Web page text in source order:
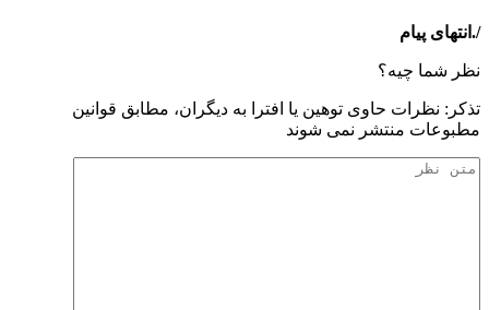
/.انتهای پیام
نظر شما چیه؟
تذكر: نظرات حاوی توهين يا افترا به ديگران، مطابق قوانين
مطبوعات منتشر نمی شوند